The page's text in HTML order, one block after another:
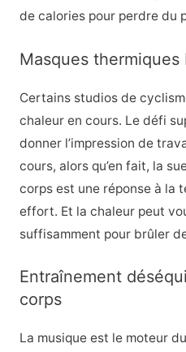
de calories pour perdre du
Masques thermiques
Certains studios de
chaleur en cours. Le défi
donner l’impression de
cours, alors qu’en fait, la
corps est une réponse à la
effort. Et la chaleur peut
suffisamment pour brûler
Entraînement
corps
La musique est le moteur